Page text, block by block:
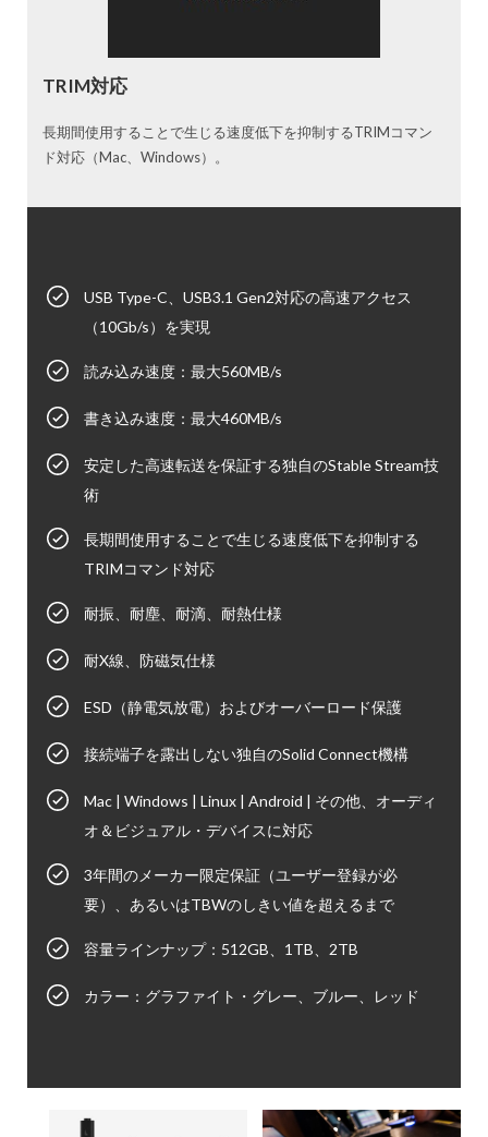
TRIM対応
長期間使用することで生じる速度低下を抑制するTRIMコマン
ド対応（Mac、Windows）。
USB Type-C、USB3.1 Gen2対応の高速アクセス
（10Gb/s）を実現
読み込み速度：最大560MB/s
書き込み速度：最大460MB/s
安定した高速転送を保証する独自のStable Stream技
術
長期間使用することで生じる速度低下を抑制する
TRIMコマンド対応
耐振、耐塵、耐滴、耐熱仕様
耐X線、防磁気仕様
ESD（静電気放電）およびオーバーロード保護
接続端子を露出しない独自のSolid Connect機構
Mac | Windows | Linux | Android | その他、オーディ
オ＆ビジュアル・デバイスに対応
3年間のメーカー限定保証（ユーザー登録が必
要）、あるいはTBWのしきい値を超えるまで
容量ラインナップ：512GB、1TB、2TB
カラー：グラファイト・グレー、ブルー、レッド